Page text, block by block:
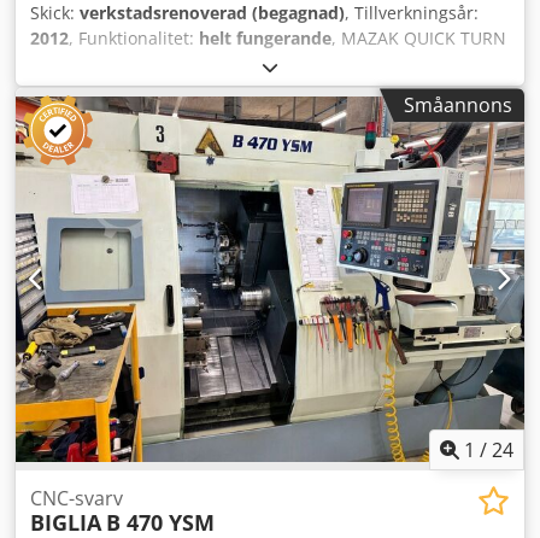
Skick: verkstadsrenoverad (begagnad), Tillverkningsår:
2012, Funktionalitet: helt fungerande, MAZAK QUICK TURN
NEXUS 250-II MY Max. svarvdia: 380 mm Max. svarvlängd:
504 mm Max. fräshastighet: 4 500 varv/min Max.
spindelvarvtal: 4 000 varv/min Max. stångdiameter: 74 mm
Maskinen är utrustad med: - CNC-styrning Mazatrol Matrix
Nexus 2 - KITAGAWA trebackschuck B-210, diameter 254
mm - Tool Eye - C-axel - Y-axel - automatisk detaljfångare -
NC-lunett - förstärkt kylvätskepump Crjdsyy Ad Eopfx Apyef
- MAYFRAN spåntransportör - 8 st. fasta verktygshållare - 2
st. drivna verktygshållare
Småannons
1 /24
CNC-svarv
BIGLIA B 470 YSM